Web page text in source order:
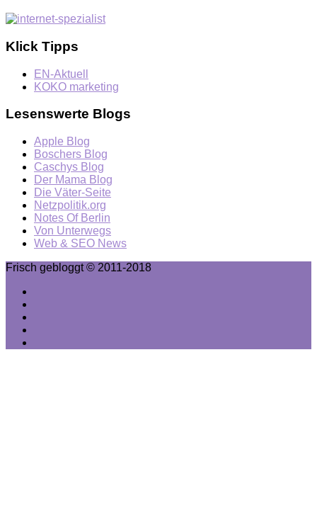
Klick Tipps
EN-Aktuell
KOKO marketing
Lesenswerte Blogs
Apple Blog
Boschers Blog
Caschys Blog
Der Mama Blog
Die Väter-Seite
Netzpolitik.org
Notes Of Berlin
Von Unterwegs
Web & SEO News
Frisch gebloggt © 2011-2018